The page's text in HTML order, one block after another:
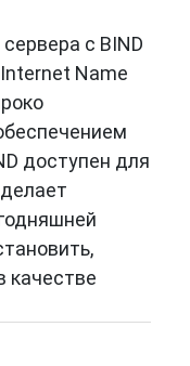
с BIND
Name
доступен для
качестве